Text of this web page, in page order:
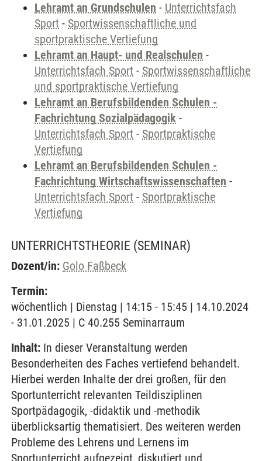
Lehramt an Grundschulen - Unterrichtsfach
Sport - Sportwissenschaftliche und
sportpraktische Vertiefung
Lehramt an Haupt- und Realschulen -
Unterrichtsfach Sport - Sportwissenschaftliche
und sportpraktische Vertiefung
Lehramt an Berufsbildenden Schulen -
Fachrichtung Sozialpädagogik -
Unterrichtsfach Sport - Sportpraktische
Vertiefung
Lehramt an Berufsbildenden Schulen -
Fachrichtung Wirtschaftswissenschaften -
Unterrichtsfach Sport - Sportpraktische
Vertiefung
UNTERRICHTSTHEORIE (SEMINAR)
Dozent/in: Golo Faßbeck
Termin:
wöchentlich | Dienstag | 14:15 - 15:45 | 14.10.2024
- 31.01.2025 | C 40.255 Seminarraum
Inhalt: In dieser Veranstaltung werden
Besonderheiten des Faches vertiefend behandelt.
Hierbei werden Inhalte der drei großen, für den
Sportunterricht relevanten Teildisziplinen
Sportpädagogik, -didaktik und -methodik
überblicksartig thematisiert. Des weiteren werden
Probleme des Lehrens und Lernens im
Sportunterricht aufgezeigt, diskutiert und